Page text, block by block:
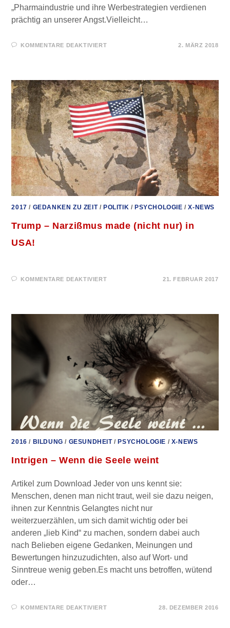
„Pharmaindustrie und ihre Werbestrategien verdienen
prächtig an unserer Angst.Vielleicht…
KOMMENTARE DEAKTIVIERTFÜR
2. MÄRZ 2018
2017 / GEDANKEN ZU ZEIT/ POLITIK / PSYCHOLOGIE /X-NEWS
Trump – Narzißmus made (nicht nur) in
USA!
KOMMENTARE DEAKTIVIERTFÜR
NICHT N
UR) I
N U
SA!
21. FEBRUAR 2017
2016 / BILDUNG / GESUNDHEIT/ PSYCHOLOGIE / X-NEWS
Intrigen – Wenn die Seele weint
Artikel zum Download Jeder von uns kennt sie:
Menschen, denen man nicht traut, weil sie dazu neigen,
ihnen zur Kenntnis Gelangtes nicht nur
weiterzuerzählen, um sich damit wichtig oder bei
anderen „lieb Kind“ zu machen, sondern dabei auch
nach Belieben eigene Gedanken, Meinungen und
Bewertungen hinzuzudichten, also auf Wort- und
Sinntreue wenig geben.Es macht uns betroffen, wütend
oder…
KOMMENTARE DEAKTIVIERTFÜR
28. DEZEMBER 2016